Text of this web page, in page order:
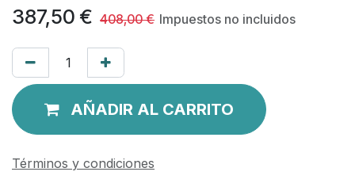
387,50 € 408,00€ Impuestos no incluidos
AÑADIR AL CARRITO
Términos y condiciones